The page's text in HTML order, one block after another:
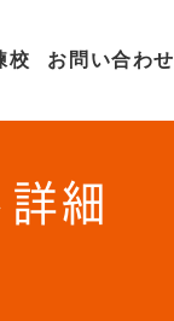
校 お問い合わせ
細